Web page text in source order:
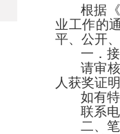
根据
业工作的
平、公开
一．
请审
人获奖证
如有
联系电
二、